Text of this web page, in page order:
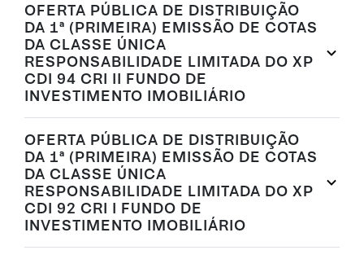
OFERTA PÚBLICA DE DISTRIBUIÇÃO
DA 1ª (PRIMEIRA) EMISSÃO DE COTAS
DA CLASSE ÚNICA
RESPONSABILIDADE LIMITADA DO XP
CDI 94 CRI II FUNDO DE
INVESTIMENTO IMOBILIÁRIO
OFERTA PÚBLICA DE DISTRIBUIÇÃO
DA 1ª (PRIMEIRA) EMISSÃO DE COTAS
DA CLASSE ÚNICA
RESPONSABILIDADE LIMITADA DO XP
CDI 92 CRI I FUNDO DE
INVESTIMENTO IMOBILIÁRIO